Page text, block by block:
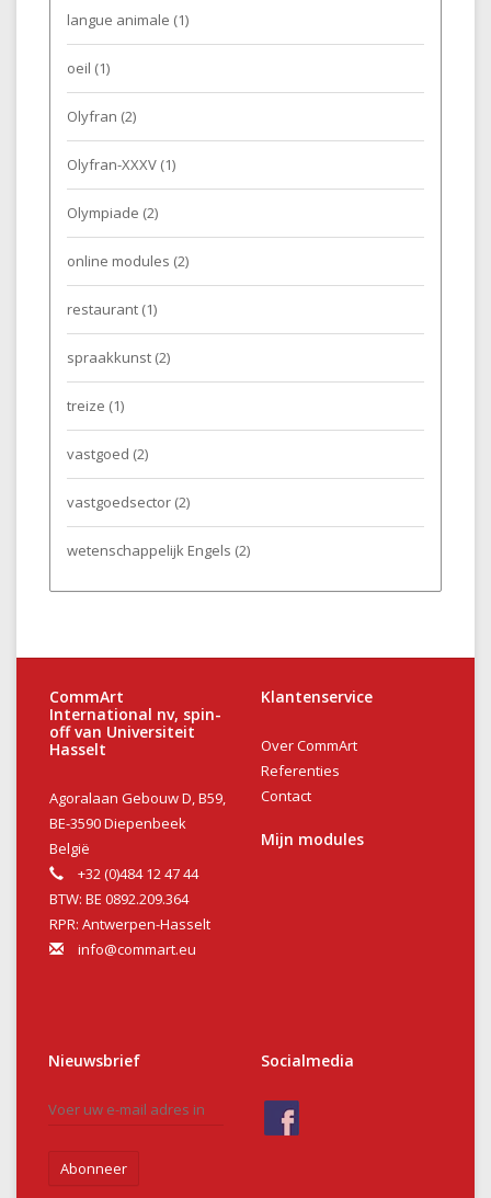
langue animale (1)
oeil (1)
Olyfran (2)
Olyfran-XXXV (1)
Olympiade (2)
online modules (2)
restaurant (1)
spraakkunst (2)
treize (1)
vastgoed (2)
vastgoedsector (2)
wetenschappelijk Engels (2)
CommArt
International nv, spin-
off van Universiteit
Hasselt
Agoralaan Gebouw D, B59,
BE-3590 Diepenbeek
België
+32 (0)484 12 47 44
BTW: BE 0892.209.364
RPR: Antwerpen-Hasselt
info@commart.eu
Klantenservice
Over CommArt
Referenties
Contact
Mijn modules
Nieuwsbrief
Abonneer
Socialmedia